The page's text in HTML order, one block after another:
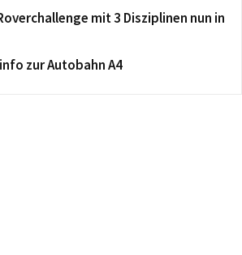
mit 3 Disziplinen nun in
zur Autobahn A4